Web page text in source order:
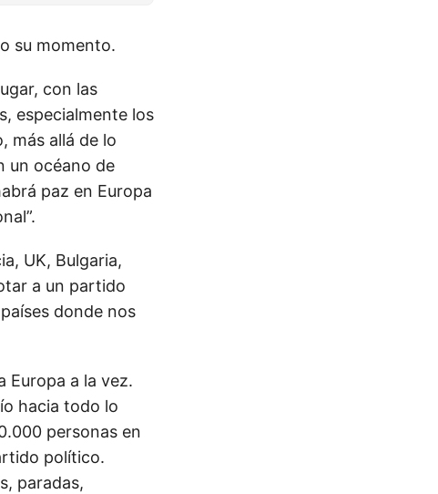
su momento.
con las
especialmente los
más allá de lo
un océano de
paz en Europa
UK, Bulgaria,
a un partido
donde nos
Europa a la vez.
hacia todo lo
personas en
político.
paradas,